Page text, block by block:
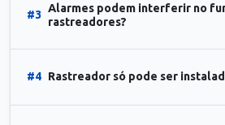
#3
Alarmes podem interferir no
rastreadores?
#4 Rastreador só pode ser